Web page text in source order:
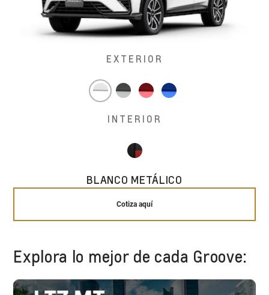
EXTERIOR
INTERIOR
BLANCO METÁLICO
Cotiza aquí
Explora lo mejor de cada Groove: